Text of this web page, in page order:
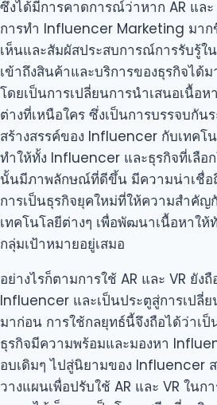
ซึ่งได้มีการคาดการณ์ว่าหาก AR แล
การทำ Influencer Marketing มาก
เห็นและสัมผัสประสบการณ์การรับรู้ใ
เข้าถึงสินค้าและบริการของธุรกิจได้
โดยเป็นการเปลี่ยนการนำเสนอเนื้อ
ต่างที่เหนือใคร ซึ่งเป็นการบรรจบกัน
สร้างสรรค์ของ Influencer กับเทคโ
ทำให้ทั้ง Influencer และธุรกิจที่เลือ
นั้นมีภาพลักษณ์ที่ดีขึ้น มีความน่าเชื่อ
การเป็นธุรกิจยุคใหม่ที่ให้ความสำคั
เทคโนโลยีต่างๆ เพื่อพัฒนาเนื้อหาใ
กลุ่มเป้าหมายอยู่เสมอ
อย่างไรก็ตามการใช้ AR และ VR ยัง
Influencer และเป็นประตูสู่การเปลี่
มาก่อน การใช้กลยุทธ์นี้จึงถือได้ว่าเ
ธุรกิจมีความพร้อมและมองหา
อบเดิมๆ ไปสู่นิยามของ Influencer
วางแผนเพื่อปรับใช้ AR และ VR ในก